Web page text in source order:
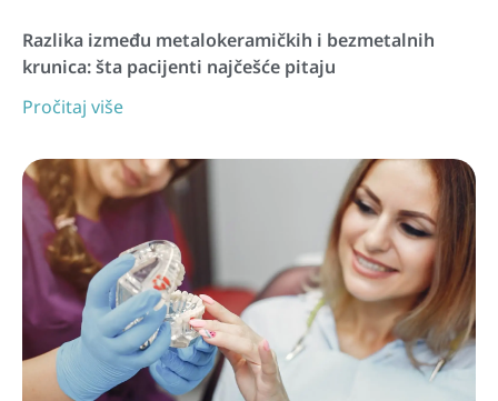
Razlika između metalokeramičkih i bezmetalnih
krunica: šta pacijenti najčešće pitaju
Pročitaj više